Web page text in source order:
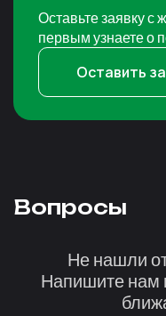
Оставьте заявку
первым узнаете о
Оставить
Вопросы
Не нашли
Напишите нам